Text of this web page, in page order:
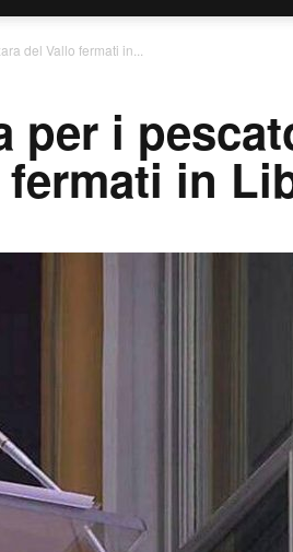
del Vallo fermati in...
per i
fermati in